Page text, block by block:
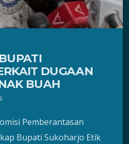
DUGAAN
BUAH
Pemberantasan
Bupati Sukoharjo Etik